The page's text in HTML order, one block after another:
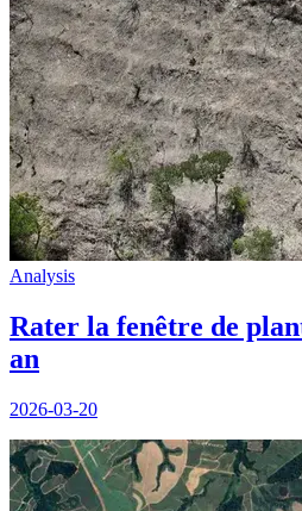
Analysis
Rater la fenêtre de
an
2026-03-20